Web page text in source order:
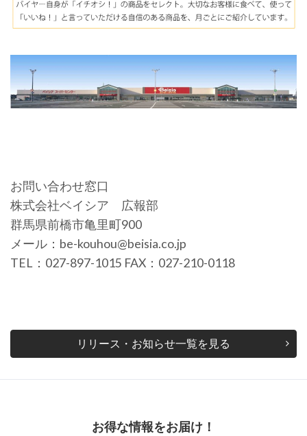
お問い合わせ窓口
株式会社ベイシア 広報部
群馬県前橋市亀里町900
メール：be-kouhou@beisia.co.jp
TEL：027-897-1015 FAX：027-210-0118
リリース・お知らせ一覧を見る
お得な情報をお届け！